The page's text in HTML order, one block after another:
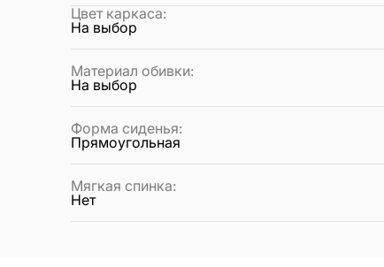
Цвет каркаса:
На выбор
Материал обивки:
На выбор
Форма сиденья:
Прямоугольная
Мягкая спинка:
Нет